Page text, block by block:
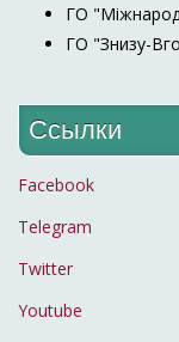
ГО
ГО "Знизу-
Ссылки
Facebook
Telegram
Twitter
Youtube